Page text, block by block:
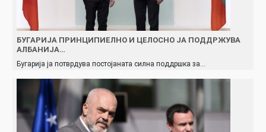
БУГАРИЈА ПРИНЦИПИЕЛНО И ЦЕЛОСНО ЈА ПОДДРЖУВА
АЛБАНИЈА…
Бугарија ја потврдува постојаната силна поддршка за…